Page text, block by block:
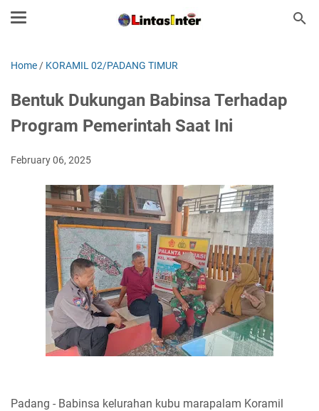
Home / KORAMIL 02/PADANG TIMUR
Bentuk Dukungan Babinsa Terhadap
Program Pemerintah Saat Ini
February 06, 2025
Padang - Babinsa kelurahan kubu marapalam Koramil